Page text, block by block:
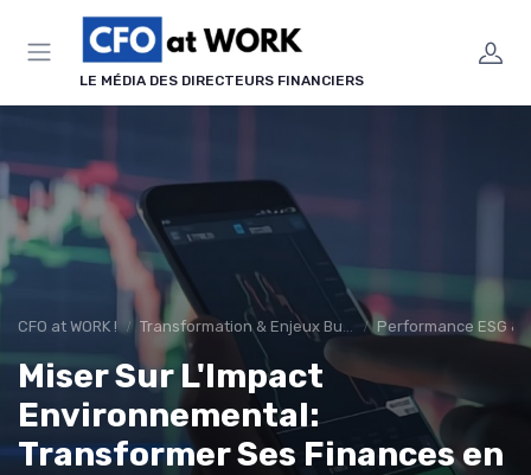
LE MÉDIA DES DIRECTEURS FINANCIERS
CFO at WORK ! Transformation & Enjeux Business Performance ESG &
Miser Sur L'Impact
Environnemental:
Transformer Ses Finances en
Panneau de gestion des cookies